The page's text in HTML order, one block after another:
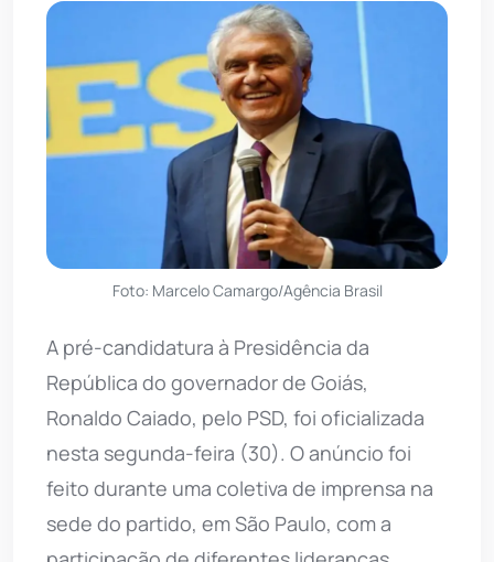
Foto: Marcelo Camargo/Agência Brasil
A pré-candidatura à Presidência da
República do governador de Goiás,
Ronaldo Caiado, pelo PSD, foi oficializada
nesta segunda-feira (30). O anúncio foi
feito durante uma coletiva de imprensa na
sede do partido, em São Paulo, com a